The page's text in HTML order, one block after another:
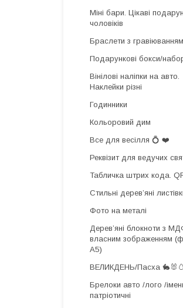
Міні бари. Цікаві
чоловіків
Браслети з гравіюванням
Подарункові бокси/
Вінілові наліпки на авто.
Наклейки різні
Годинники
Кольоровий дим
Все для весілля 💍 ❤️
Реквізит для ведучих
Табличка штрих кода.
Стильні деревʼяні
Фото на металі
Дерев’яні блокноти з
власним зображенням
А5)
ВЕЛИКДЕНЬ/Пасха 🐇🐰🥚
Брелоки авто /лого /
патріотичні